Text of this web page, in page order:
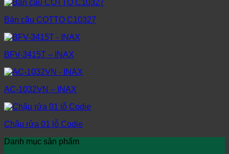
Bàn cầu COTTO C10327
BFV-3415T – INAX
AC-1032VN – INAX
Chậu rửa 01 lỗ Codie
Danh mục sản phẩm